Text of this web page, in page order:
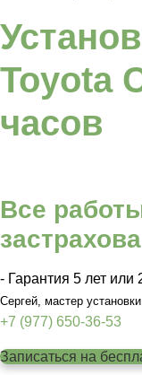
Toyota
часов
Все
- Гарантия 5 лет или
Сергей, мастер
+7 (977) 650-36-53
Записаться на